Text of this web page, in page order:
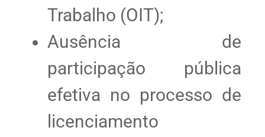
Trabalho (OIT);
Ausência de
participação pública
efetiva no processo de
licenciamento